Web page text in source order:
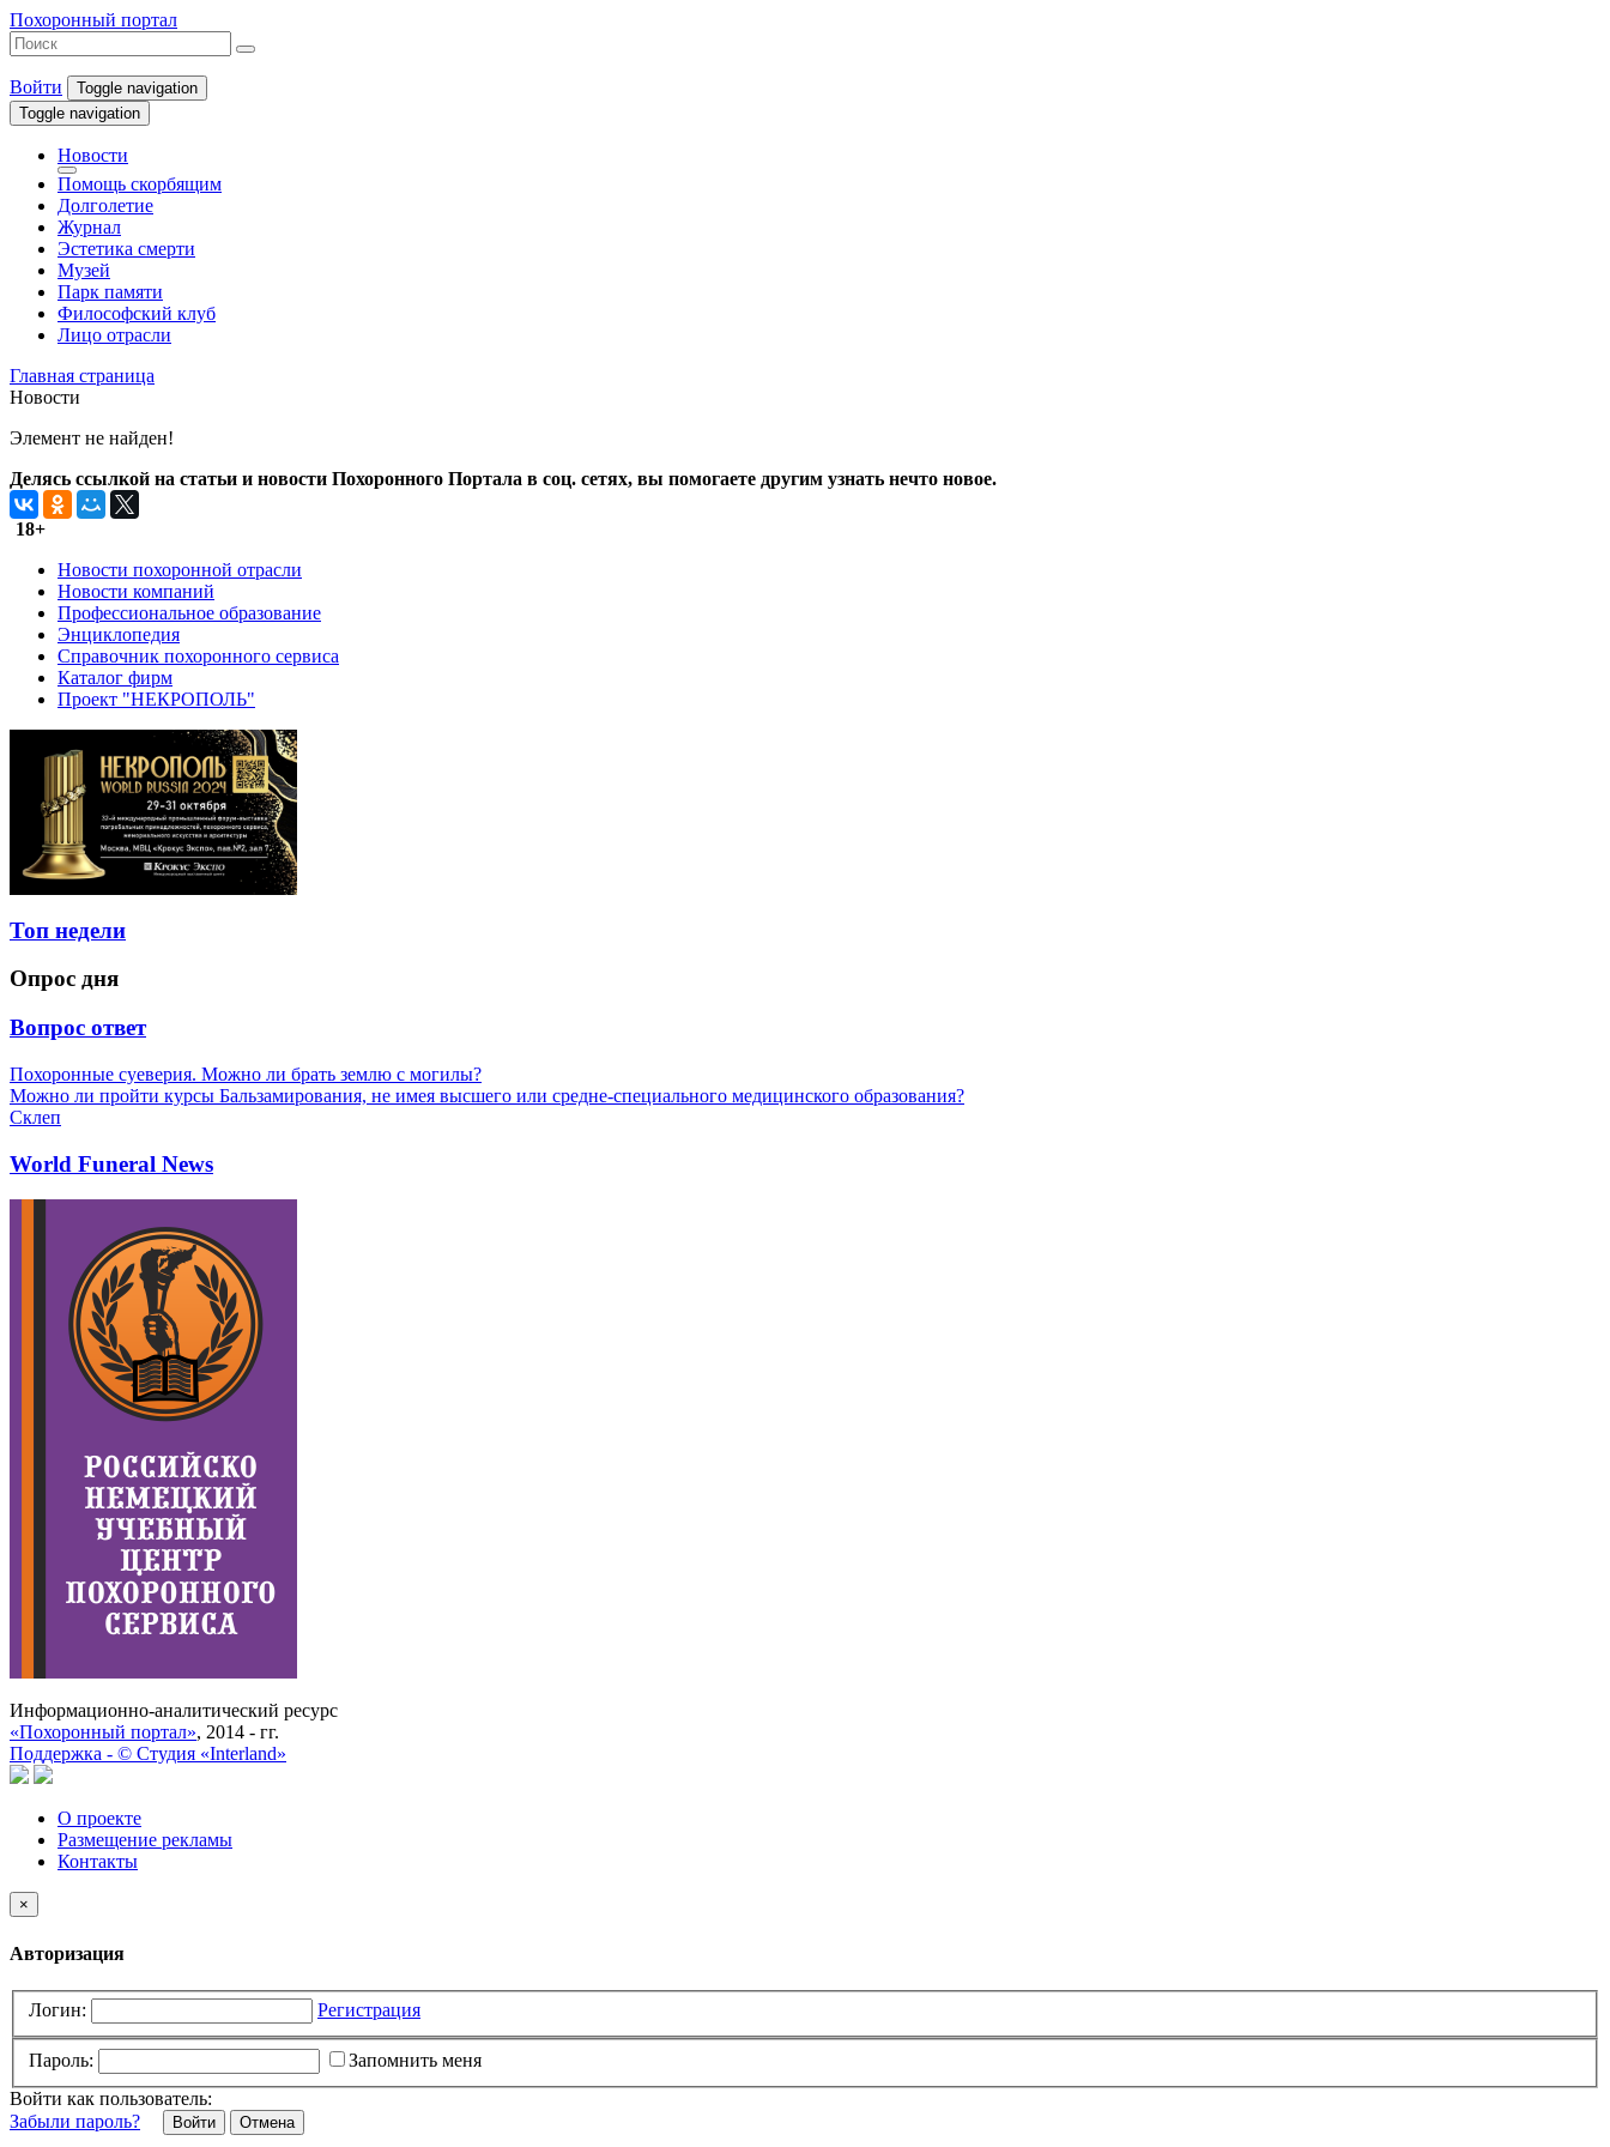
Похоронный портал
Войти
Toggle navigation
Toggle navigation
Новости
Помощь скорбящим
Долголетие
Журнал
Эстетика смерти
Музей
Парк памяти
Философский клуб
Лицо отрасли
Главная страница
Новости
Элемент не найден!
Делясь ссылкой на статьи и новости Похоронного Портала в соц. сетях, вы помогаете другим узнать нечто новое.
18+
Новости похоронной отрасли
Новости компаний
Профессиональное образование
Энциклопедия
Справочник похоронного сервиса
Каталог фирм
Проект "НЕКРОПОЛЬ"
Топ недели
Опрос дня
Вопрос ответ
Похоронные суеверия. Можно ли брать землю с могилы?
Можно ли пройти курсы Бальзамирования, не имея высшего или средне-специального медицинского образования?
Склеп
World Funeral News
Информационно-аналитический ресурс
«Похоронный портал», 2014 - гг.
Поддержка - © Cтудия «Interland»
О проекте
Размещение рекламы
Контакты
×
Авторизация
Логин: Регистрация
Пароль:
Запомнить меня
Войти как пользователь:
Забыли пароль?
Отмена